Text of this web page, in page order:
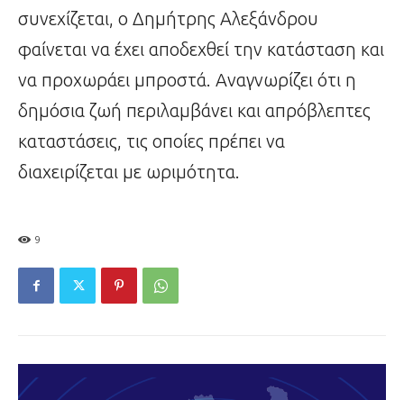
συνεχίζεται, ο Δημήτρης Αλεξάνδρου
φαίνεται να έχει αποδεχθεί την κατάσταση και
να προχωράει μπροστά. Αναγνωρίζει ότι η
δημόσια ζωή περιλαμβάνει και απρόβλεπτες
καταστάσεις, τις οποίες πρέπει να
διαχειρίζεται με ωριμότητα.
9